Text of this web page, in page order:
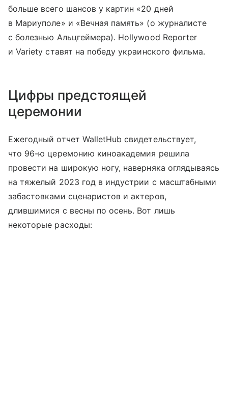
больше всего шансов у картин «20 дней
в Мариуполе» и «Вечная память» (о журналисте
с болезнью Альцгеймера). Hollywood Reporter
и Variety ставят на победу украинского фильма.
Цифры предстоящей
церемонии
Ежегодный отчет WalletHub свидетельствует,
что 96-ю церемонию киноакадемия решила
провести на широкую ногу, наверняка оглядываясь
на тяжелый 2023 год в индустрии с масштабными
забастовками сценаристов и актеров,
длившимися с весны по осень. Вот лишь
некоторые расходы: